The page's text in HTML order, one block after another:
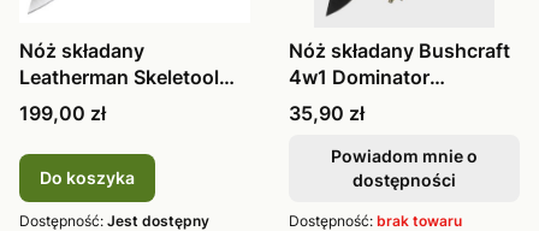
Nóż składany
Leatherman Skeletool
KBX 832382
Cena
199,00 zł
Do koszyka
Dostępność: Jest dostępny
Nóż składany Bushcraft
4w1 Dominator
krzesiwo, li
Cena
35,90 zł
Powiadom mnie o
dostępności
Dostępność: brak towaru